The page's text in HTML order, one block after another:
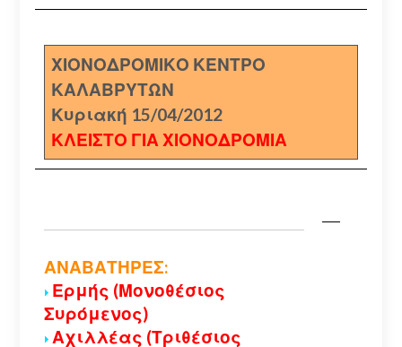
ΧΙΟΝΟΔΡΟΜΙΚΟ ΚΕΝΤΡΟ
ΚΑΛΑΒΡΥΤΩΝ
Κυριακή 15/04/2012
ΚΛΕΙΣΤΟ ΓΙΑ ΧΙΟΝΟΔΡΟΜΙΑ
ΑΝΑΒΑΤΗΡΕΣ:
Ερμής (Μονοθέσιος
Συρόμενος)
Αχιλλέας (Τριθέσιος